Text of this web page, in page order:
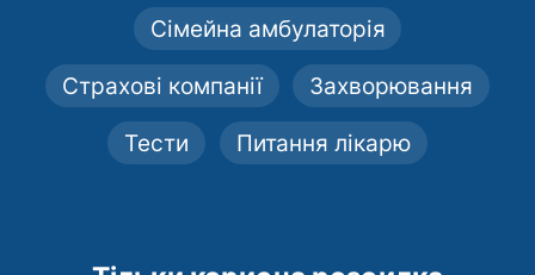
Сімейна амбулаторія
Страхові компанії Захворювання
Тести Питання лікарю